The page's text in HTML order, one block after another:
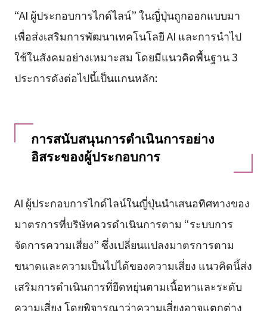
“AI ผู้ประกอบการไกด์ไลน์” ในญี่ปุ่นถูกออกแบบมา
เพื่อส่งเสริมการพัฒนาเทคโนโลยี AI และการนำไป
ใช้ในสังคมอย่างเหมาะสม โดยมีแนวคิดพื้นฐาน 3
ประการดังต่อไปนี้เป็นแกนหลัก:
การสนับสนุนการดำเนินการอย่าง
อิสระของผู้ประกอบการ
AI ผู้ประกอบการไกด์ไลน์ในญี่ปุ่นนำเสนอทิศทางของ
มาตรการที่บริษัทควรดำเนินการตาม “ระบบการ
จัดการความเสี่ยง” ซึ่งเปลี่ยนแปลงมาตรการตาม
ขนาดและความเป็นไปได้ของความเสี่ยง แนวคิดนี้ส่ง
เสริมการดำเนินการที่ยืดหยุ่นตามเนื้อหาและระดับ
ความเสี่ยง โดยพิจารณาว่าความเสี่ยงอาจแตกต่าง